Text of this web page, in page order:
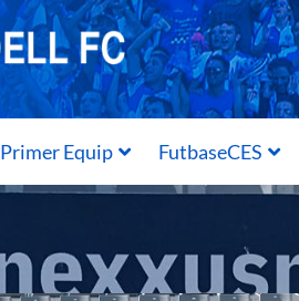
Primer Equip FutbaseCES